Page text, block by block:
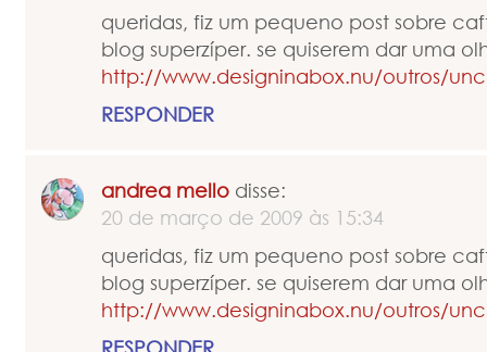
queridas, fiz um pequeno post sobre
blog superzíper. se quiserem dar uma
http://www.designinabox.nu/outros/
RESPONDER
andrea mello disse:
20 de março de 2009 às 15:34
queridas, fiz um pequeno post sobre
blog superzíper. se quiserem dar uma
http://www.designinabox.nu/outros/